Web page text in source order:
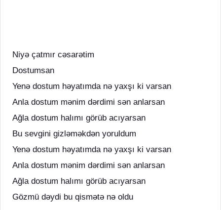
Niyə çatmır cəsarətim
Dostumsan
Yenə dostum həyatımda nə yaxşı ki varsan
Anla dostum mənim dərdimi sən anlarsan
Ağla dostum halımı görüb acıyarsan
Bu sevgini gizləməkdən yoruldum
Yenə dostum həyatımda nə yaxşı ki varsan
Anla dostum mənim dərdimi sən anlarsan
Ağla dostum halımı görüb acıyarsan
Gözmü dəydi bu qismətə nə oldu